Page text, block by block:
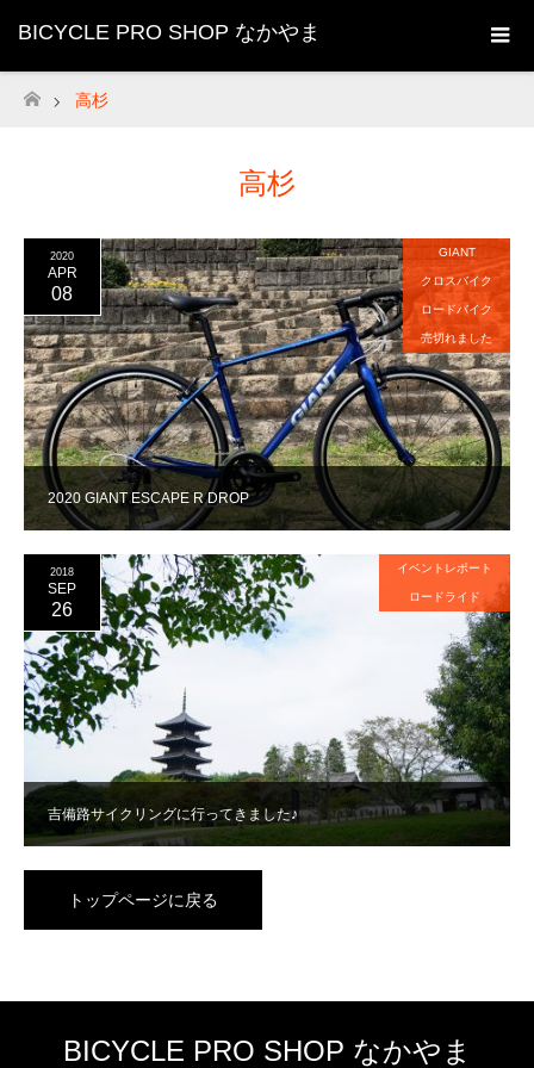
BICYCLE PRO SHOP なかやま
ホーム
高杉
高杉
2020 GIANT ESCAPE R DROP
2020
APR
08
GIANT
クロスバイク
ロードバイク
売切れました
吉備路サイクリングに行ってきました♪
2018
SEP
26
イベントレポート
ロードライド
トップページに戻る
BICYCLE PRO SHOP なかやま